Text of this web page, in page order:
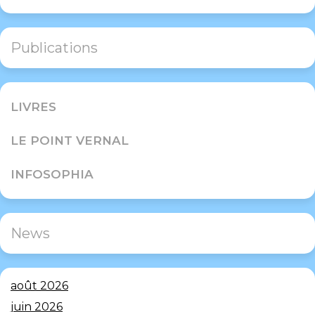
Publications
LIVRES
LE POINT VERNAL
INFOSOPHIA
News
août 2026
juin 2026